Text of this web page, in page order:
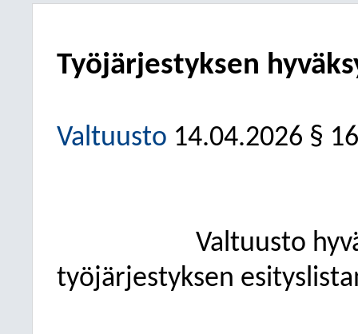
Työjärjestyksen
Valtuusto 14.04.2026 § 16
Valtuusto
työjärjestyksen